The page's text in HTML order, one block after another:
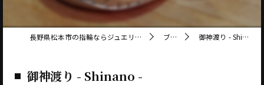
長野県松本市の指輪ならジュエリーサロン鶴 ブログ 御神渡り - Shinano -
御神渡り - Shinano -